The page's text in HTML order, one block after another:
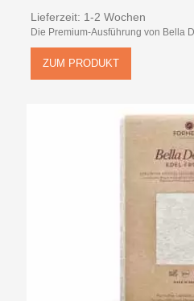
Lieferzeit: 1-2 Wochen
Die Premium-Ausführung von Bella
ZUM PRODUKT